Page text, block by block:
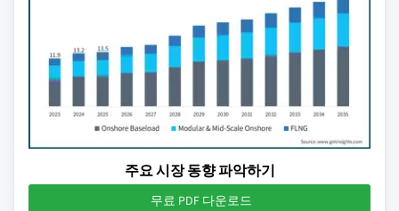
주요 시장 동향 파악하기
무료 PDF 다운로드